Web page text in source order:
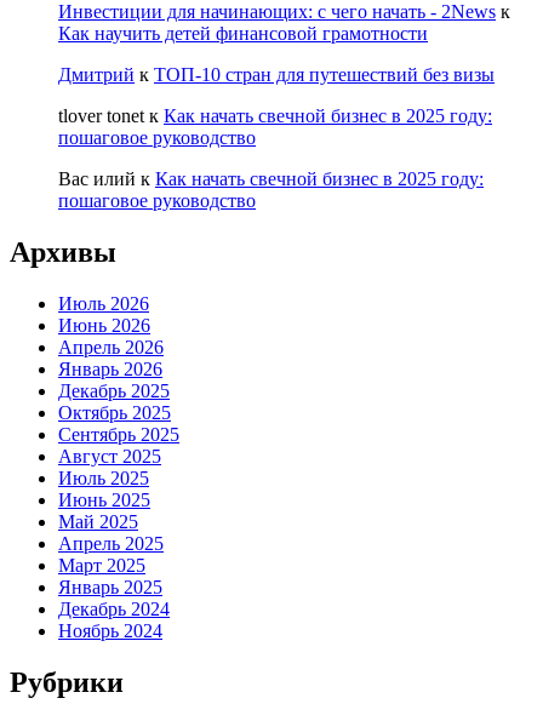
Инвестиции для начинающих: с чего начать - 2News к
Как научить детей финансовой грамотности
Дмитрий к ТОП-10 стран для путешествий без визы
tlover tonet к Как начать свечной бизнес в 2025 году:
пошаговое руководство
Вас илий к Как начать свечной бизнес в 2025 году:
пошаговое руководство
Архивы
Июль 2026
Июнь 2026
Апрель 2026
Январь 2026
Декабрь 2025
Октябрь 2025
Сентябрь 2025
Август 2025
Июль 2025
Июнь 2025
Май 2025
Апрель 2025
Март 2025
Январь 2025
Декабрь 2024
Ноябрь 2024
Рубрики